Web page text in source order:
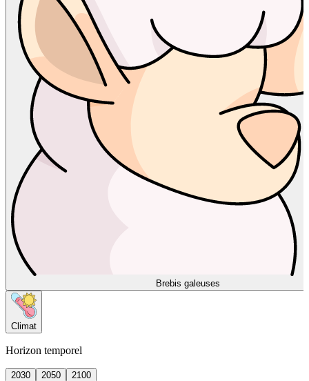
Brebis galeuses
Climat
Horizon temporel
2030 2050
2100